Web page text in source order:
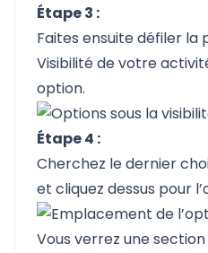
Étape 3 :
Faites ensuite défiler la
Visibilité de votre
option.
Étape 4 :
Cherchez le dernier
et cliquez dessus pour
Vous verrez une